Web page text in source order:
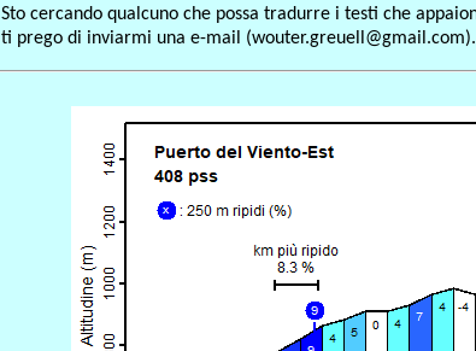
Sto cercando qualcuno che possa tradurre i testi che
ti prego di inviarmi una e-mail (wouter.greuell@gmail.com).